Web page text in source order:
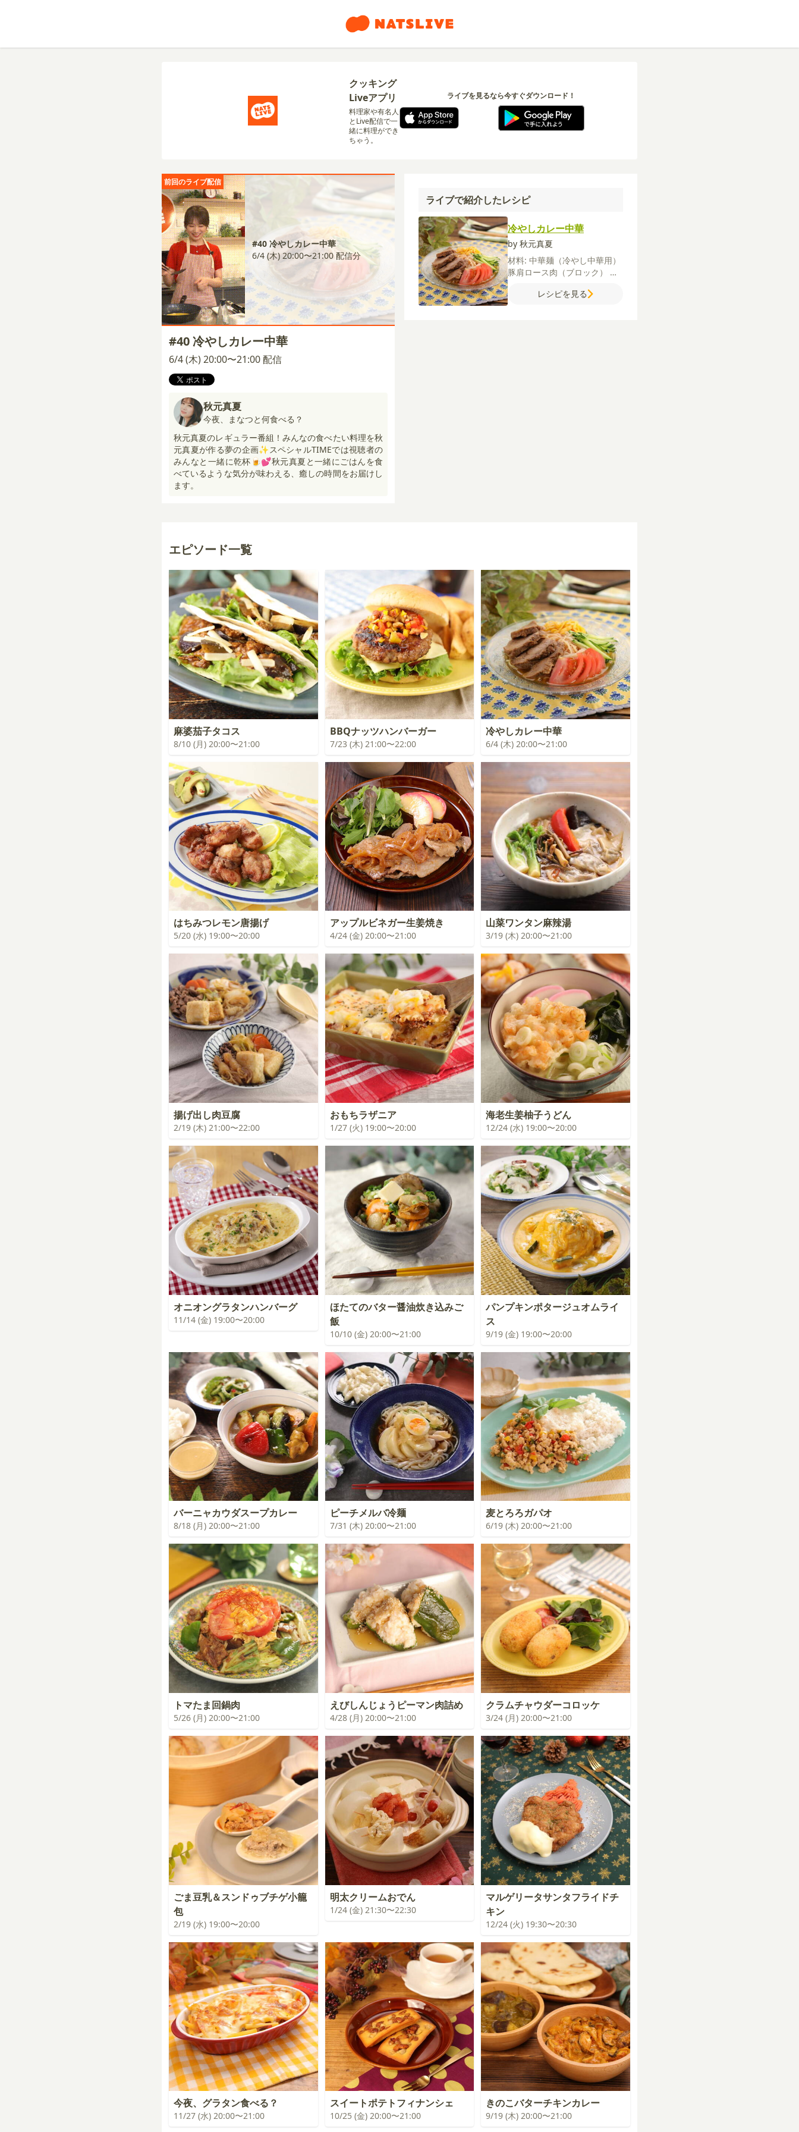
クッキング
Liveアプリ
料理家や有名人
とLive配信で一
緒に料理ができ
ちゃう。
ライブを見るなら今すぐダウンロード！
前回のライブ配信
#40 冷やしカレー中華
6/4 (木) 20:00〜21:00配信分
#40 冷やしカレー中華
6/4 (木) 20:00〜21:00 配信
秋元真夏
今夜、まなつと何食べる？
秋元真夏のレギュラー番組！みんなの食べたい料理を秋
元真夏が作る夢の企画✨スペシャルTIMEでは視聴者の
みんなと一緒に乾杯🍺💕秋元真夏と一緒にごはんを食
べているような気分が味わえる、癒しの時間をお届けし
ます。
ライブで紹介したレシピ
冷やしカレー中華
by 秋元真夏
材料: 中華麺（冷やし中華用）
豚肩ロース肉（ブロック） き
【B】しょうゆみりん
レシピを見る
エピソード一覧
麻婆茄子タコス
8/10 (月) 20:00〜21:00
BBQナッツハンバーガー
7/23 (木) 21:00〜22:00
冷やしカレー中華
6/4 (木) 20:00〜21:00
はちみつレモン唐揚げ
5/20 (水) 19:00〜20:00
アップルビネガー生姜焼き
4/24 (金) 20:00〜21:00
山菜ワンタン麻辣湯
3/19 (木) 20:00〜21:00
揚げ出し肉豆腐
2/19 (木) 21:00〜22:00
おもちラザニア
1/27 (火) 19:00〜20:00
海老生姜柚子うどん
12/24 (水) 19:00〜20:00
オニオングラタンハンバーグ
11/14 (金) 19:00〜20:00
ほたてのバター醤油炊き込みご
飯
10/10 (金) 20:00〜21:00
パンプキンポタージュオムライ
ス
9/19 (金) 19:00〜20:00
バーニャカウダスープカレー
8/18 (月) 20:00〜21:00
ピーチメルバ冷麺
7/31 (木) 20:00〜21:00
麦とろろガパオ
6/19 (木) 20:00〜21:00
トマたま回鍋肉
5/26 (月) 20:00〜21:00
えびしんじょうピーマン肉詰め
4/28 (月) 20:00〜21:00
クラムチャウダーコロッケ
3/24 (月) 20:00〜21:00
ごま豆乳＆スンドゥブチゲ小籠
包
2/19 (水) 19:00〜20:00
明太クリームおでん
1/24 (金) 21:30〜22:30
マルゲリータサンタフライドチ
キン
12/24 (火) 19:30〜20:30
今夜、グラタン食べる？
11/27 (水) 20:00〜21:00
スイートポテトフィナンシェ
10/25 (金) 20:00〜21:00
きのこバターチキンカレー
9/19 (木) 20:00〜21:00